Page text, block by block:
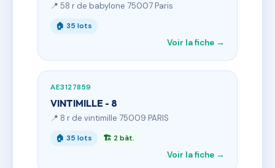
📍 58 r de babylone 75007 Paris
🏠 35 lots
Voir la fiche →
AE3127859
VINTIMILLE - 8
📍 8 r de vintimille 75009 PARIS
🏠 35 lots 🏗 2 bât.
Voir la fiche →